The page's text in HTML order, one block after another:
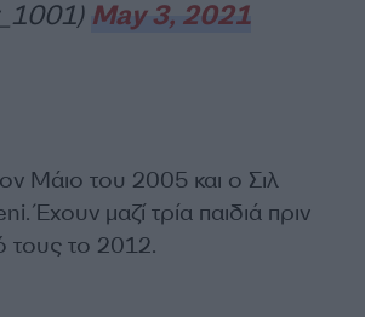
May 3, 2021
Μάιο του 2005 και ο Σιλ
Έχουν μαζί τρία παιδιά πριν
τους το 2012.